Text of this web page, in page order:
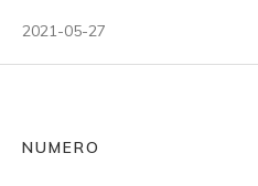
2021-05-27
NUMERO